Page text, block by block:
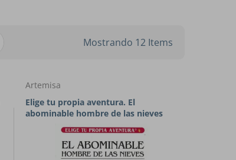
Mostrando 12 Items
Artemisa
Elige tu propia aventura. El
abominable hombre de las nieves